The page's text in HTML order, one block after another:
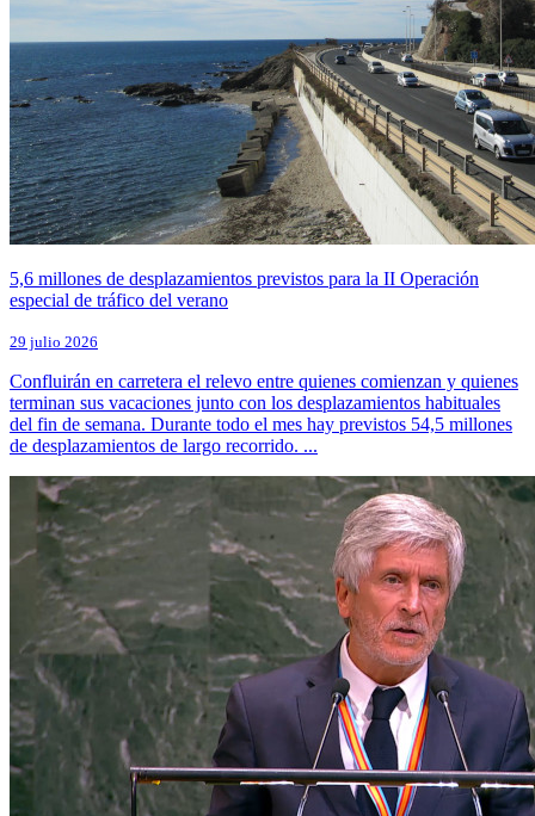
5,6 millones de desplazamientos previstos para la II Operación
especial de tráfico del verano
29 julio 2026
Confluirán en carretera el relevo entre quienes comienzan y quienes
terminan sus vacaciones junto con los desplazamientos habituales
del fin de semana. Durante todo el mes hay previstos 54,5 millones
de desplazamientos de largo recorrido. ...